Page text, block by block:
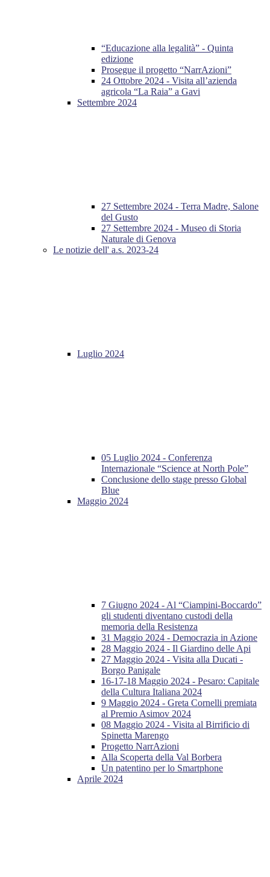
“Educazione alla legalità” - Quinta
edizione
Prosegue il progetto “NarrAzioni”
24 Ottobre 2024 - Visita all’azienda
agricola “La Raia” a Gavi
Settembre 2024
27 Settembre 2024 - Terra Madre, Salone
del Gusto
27 Settembre 2024 - Museo di Storia
Naturale di Genova
Le notizie dell' a.s. 2023-24
Luglio 2024
05 Luglio 2024 - Conferenza
Internazionale “Science at North Pole”
Conclusione dello stage presso Global
Blue
Maggio 2024
7 Giugno 2024 - Al “Ciampini-Boccardo”
gli studenti diventano custodi della
memoria della Resistenza
31 Maggio 2024 - Democrazia in Azione
28 Maggio 2024 - Il Giardino delle Api
27 Maggio 2024 - Visita alla Ducati -
Borgo Panigale
16-17-18 Maggio 2024 - Pesaro: Capitale
della Cultura Italiana 2024
9 Maggio 2024 - Greta Cornelli premiata
al Premio Asimov 2024
08 Maggio 2024 - Visita al Birrificio di
Spinetta Marengo
Progetto NarrAzioni
Alla Scoperta della Val Borbera
Un patentino per lo Smartphone
Aprile 2024